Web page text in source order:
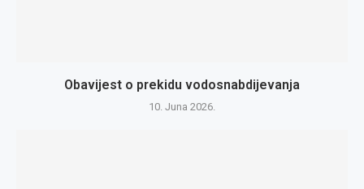
Obavijest o prekidu vodosnabdijevanja
10. Juna 2026.